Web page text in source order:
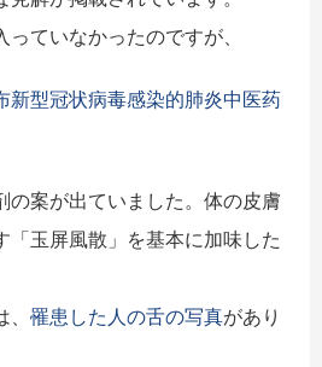
ていなかったのですが、
新型冠状病毒感染的肺炎中医药
案が出ていました。体の皮膚
「玉屏風散」を基本に加味した
罹患した人の舌の写真があり